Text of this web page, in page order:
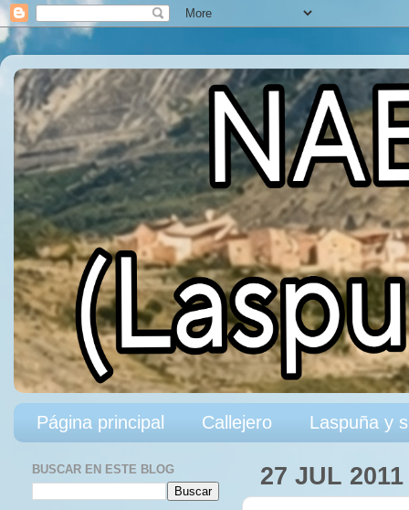
Página principal Callejero Laspuña y
27 JUL 2011
BUSCAR EN ESTE BLOG